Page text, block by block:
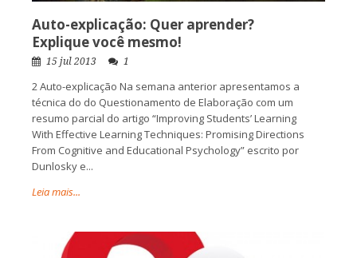
Auto-explicação: Quer aprender?
Explique você mesmo!
15 jul 2013 1
2 Auto-explicação Na semana anterior apresentamos a
técnica do do Questionamento de Elaboração com um
resumo parcial do artigo “Improving Students’ Learning
With Effective Learning Techniques: Promising Directions
From Cognitive and Educational Psychology” escrito por
Dunlosky e...
Leia mais...